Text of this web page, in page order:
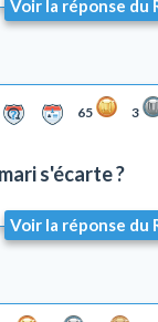
Voir la réponse du
65 3
s'écarte ?
Voir la réponse du